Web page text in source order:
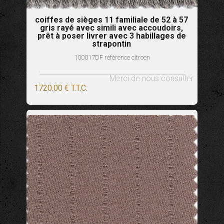
coiffes de sièges 11 familiale de 52 à 57
gris rayé avec simili avec accoudoirs,
prêt à poser livrer avec 3 habillages de
strapontin
100017DF référence citroen
1720.00 € T.T.C.
Merci de nous consulter